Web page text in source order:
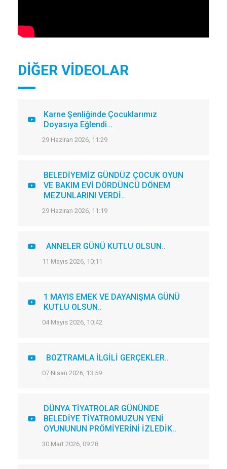
DİĞER VİDEOLAR
Karne Şenliğinde Çocuklarımız
Doyasıya Eğlendi…
29 Haziran 2026, 11:29
BELEDİYEMİZ GÜNDÜZ ÇOCUK OYUN
VE BAKIM EVİ DÖRDÜNCÜ DÖNEM
MEZUNLARINI VERDİ..
29 Haziran 2026, 11:19
ANNELER GÜNÜ KUTLU OLSUN..
11 Mayıs 2026, 10:11
1 MAYIS EMEK VE DAYANIŞMA GÜNÜ
KUTLU OLSUN..
04 Mayıs 2026, 10:42
BOZTRAMLA İLGİLİ GERÇEKLER..
07 Nisan 2026, 13:59
DÜNYA TİYATROLAR GÜNÜNDE
BELEDİYE TİYATROMUZUN YENİ
OYUNUNUN PRÖMİYERİNİ İZLEDİK..
30 Mart 2026, 09:28